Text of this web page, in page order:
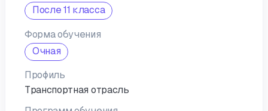
После 11 класса
Форма обучения
Очная
Профиль
Транспортная отрасль